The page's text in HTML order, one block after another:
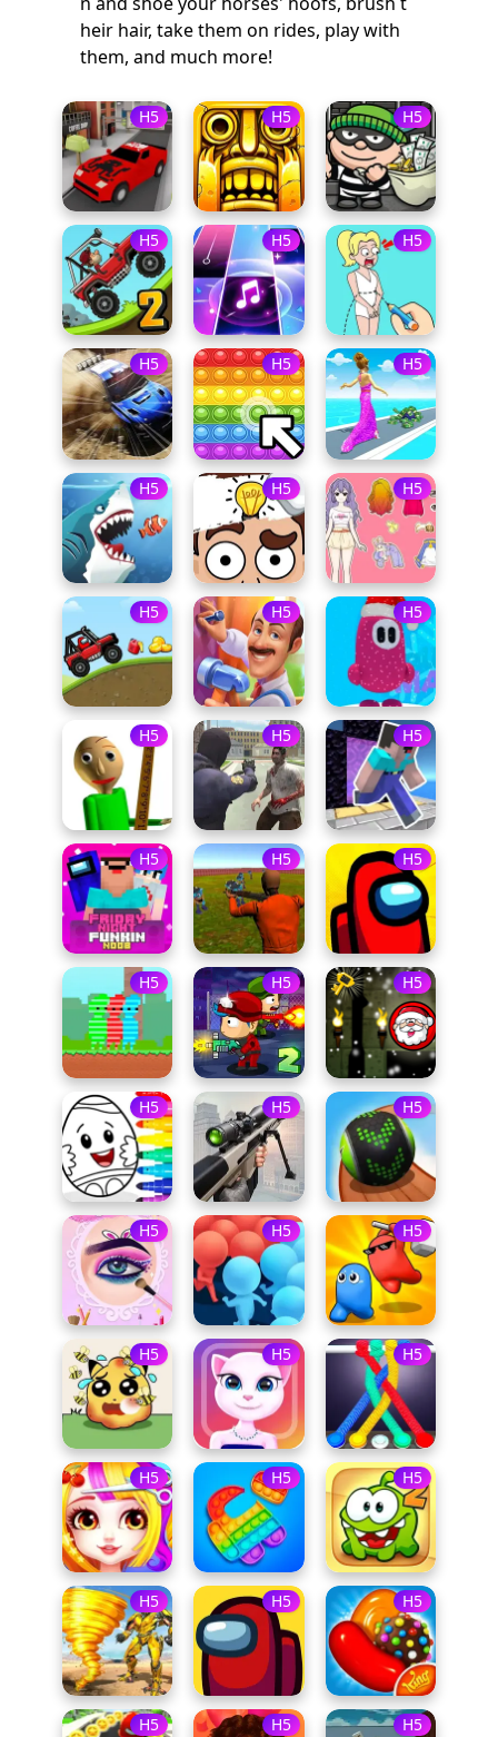
heir hair, take them on rides, play with
them, and much more!
H5 H5 H5
H5 H5 H5
H5 H5 H5
H5 H5 H5
H5 H5 H5
H5 H5 H5
H5 H5 H5
H5 H5 H5
H5 H5 H5
H5 H5 H5
H5 H5 H5
H5 H5 H5
H5 H5 H5
H5 H5 H5